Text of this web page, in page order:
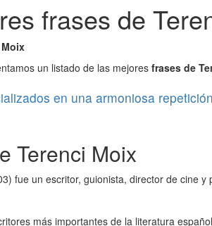
frases de
un listado de las mejores frases de
en una armoniosa
Terenci Moix
fue un escritor, guionista, director de cine
más importantes de la literatura